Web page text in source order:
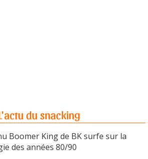
du snacking
Boomer King de BK surfe sur la
des années 80/90